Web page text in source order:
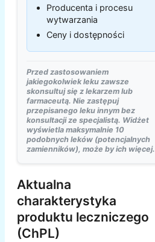
Producenta i procesu
wytwarzania
Ceny i dostępności
Przed zastosowaniem
jakiegokolwiek leku zawsze
skonsultuj się z lekarzem lub
farmaceutą. Nie zastępuj
przepisanego leku innym bez
konsultacji ze specjalistą. Widżet
wyświetla maksymalnie 10
podobnych leków (potencjalnych
zamienników), może by ich więcej.
Aktualna
charakterystyka
produktu leczniczego
(ChPL)